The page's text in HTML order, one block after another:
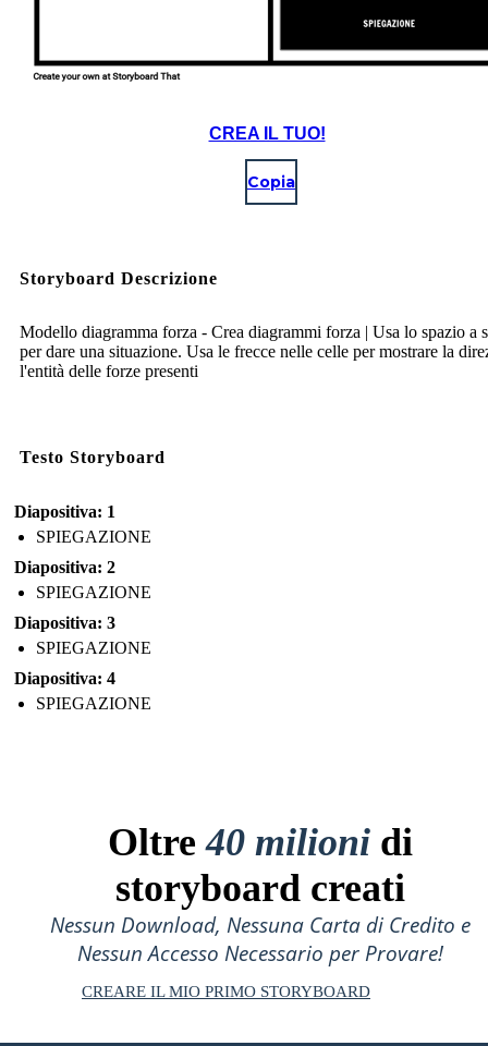
CREA IL TUO!
Copia
Storyboard Descrizione
Modello diagramma forza - Crea diagrammi forza | Usa lo spazio a
per dare una situazione. Usa le frecce nelle celle per mostrare la
l'entità delle forze presenti
Testo Storyboard
Diapositiva: 1
SPIEGAZIONE
Diapositiva: 2
SPIEGAZIONE
Diapositiva: 3
SPIEGAZIONE
Diapositiva: 4
SPIEGAZIONE
Oltre40 milioni di
storyboard creati
Nessun Download, Nessuna Carta di Credito e
Nessun Accesso Necessario per Provare!
CREARE IL MIO PRIMO STORYBOARD